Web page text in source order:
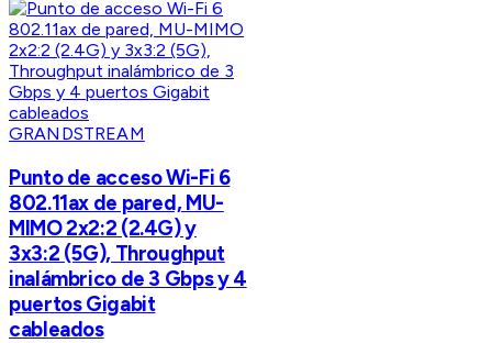
GRANDSTREAM
Punto de acceso Wi-Fi 6
802.11ax de pared, MU-
MIMO 2x2:2 (2.4G) y
3x3:2 (5G), Throughput
inalámbrico de 3 Gbps y 4
puertos Gigabit
cableados